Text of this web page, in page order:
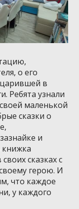
о его
в
Ребята узнали
маленькой
сказки о
и
книжка
сказках с
герою. И
что каждое
у каждого